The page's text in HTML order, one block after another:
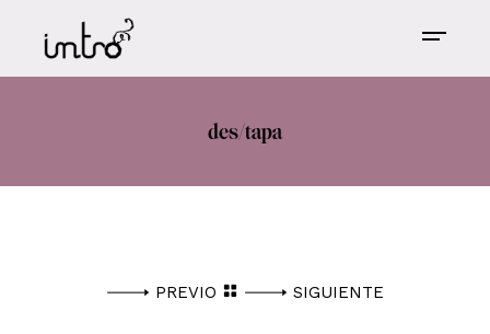
des/tapa
PREVIO SIGUIENTE